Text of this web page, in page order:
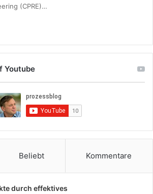
(CPRE)…
Youtube
Beliebt Kommentare
durch effektives